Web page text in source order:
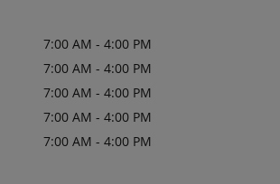
7:00 AM - 4:00 PM
7:00 AM - 4:00 PM
7:00 AM - 4:00 PM
7:00 AM - 4:00 PM
7:00 AM - 4:00 PM